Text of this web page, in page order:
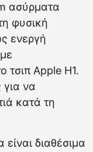
ασύρματα
φυσική
ενεργή
τσιπ Apple H1.
για να
κατά τη
διαθέσιμα